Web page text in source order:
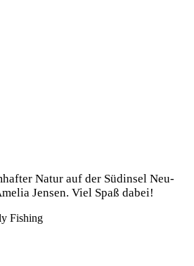
Natur auf der Süd­in­sel Neu­
Jen­sen. Viel Spaß dabei!